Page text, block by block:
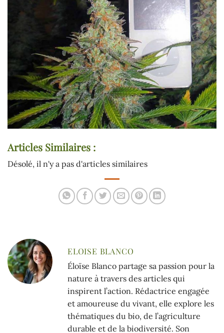
Articles Similaires :
Désolé, il n'y a pas d'articles similaires
ELOISE BLANCO
Éloïse Blanco partage sa passion pour la
nature à travers des articles qui
inspirent l’action. Rédactrice engagée
et amoureuse du vivant, elle explore les
thématiques du bio, de l’agriculture
durable et de la biodiversité. Son